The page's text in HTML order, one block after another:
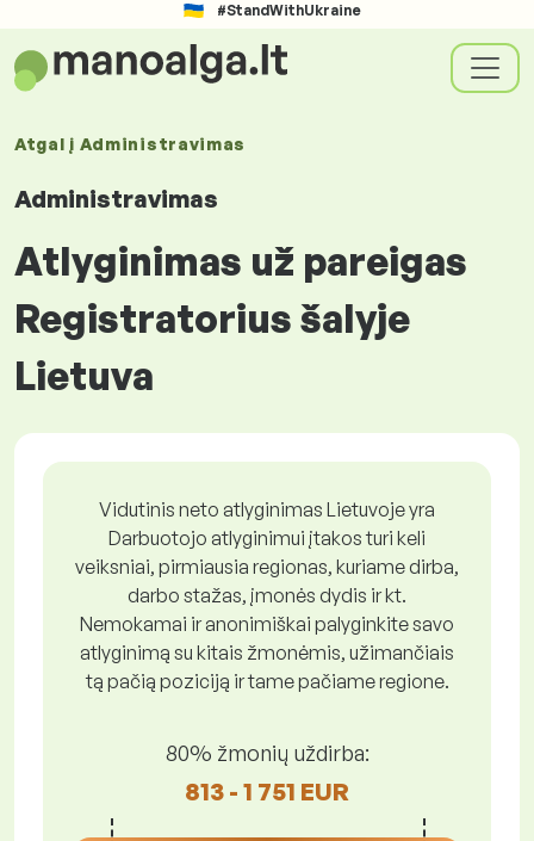
#StandWithUkraine
Atgal į Administravimas
Administravimas
Atlyginimas už pareigas
Registratorius šalyje
Lietuva
Vidutinis neto atlyginimas Lietuvoje yra
Darbuotojo atlyginimui įtakos turi keli
veiksniai, pirmiausia regionas, kuriame dirba,
darbo stažas, įmonės dydis ir kt.
Nemokamai ir anonimiškai palyginkite savo
atlyginimą su kitais žmonėmis, užimančiais
tą pačią poziciją ir tame pačiame regione.
80% žmonių uždirba:
813 - 1 751 EUR